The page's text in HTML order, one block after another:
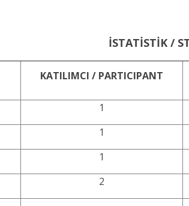
İSTATİSTİK /
KATILIMCI / PARTICIPANT
1
1
1
2